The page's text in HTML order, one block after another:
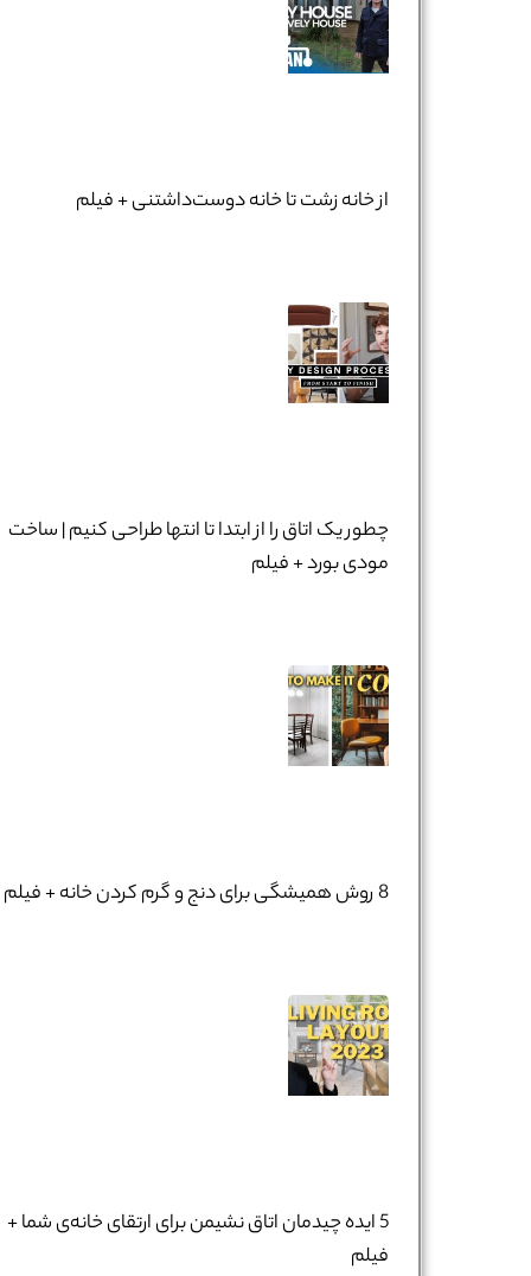
از خانه زشت تا خانه دوست‌داشتنی + فیلم
چطور یک اتاق را از ابتدا تا انتها طراحی کنیم | ساخت
مودی بورد + فیلم
8 روش همیشگی برای دنج و گرم کردن خانه + فیلم
5 ایده چیدمان اتاق نشیمن برای ارتقای خانه‌ی شما +
فیلم